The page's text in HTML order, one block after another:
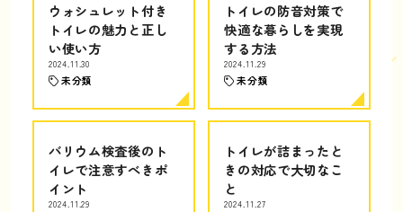
ウォシュレット付き
トイレの魅力と正し
い使い方
2024.11.30
未分類
トイレの防音対策で
快適な暮らしを実現
する方法
2024.11.29
未分類
バリウム検査後のト
イレで注意すべきポ
イント
2024.11.29
トイレが詰まったと
きの対応で大切なこ
と
2024.11.27